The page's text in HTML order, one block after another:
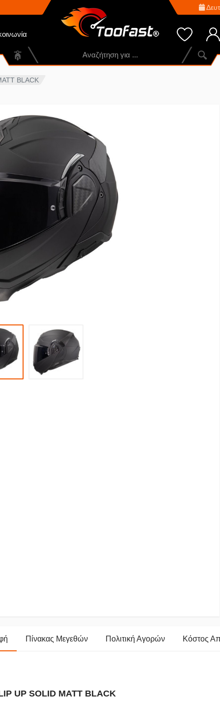
BLACK
Πίνακας Μεγεθών Πολιτική Αγορών Κόστος
UP SOLID MATT BLACK